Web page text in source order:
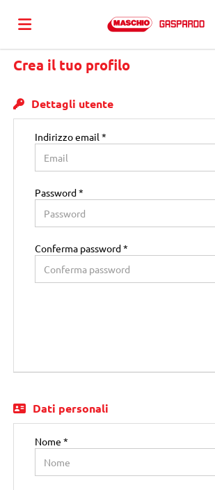
Home
Offerte
di
lavoro
Carica
il
CV
Login
Lingua
IT
DE
Crea il tuo profilo
Dettagli utente
Indirizzo email *
Password *
Conferma password *
Dati personali
Nome *